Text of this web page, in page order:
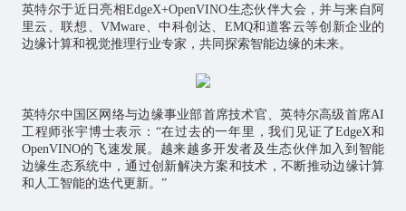
英特尔于近日亮相EdgeX+OpenVINO生态伙伴大会，并与来自阿
里云、联想、VMware、中科创达、EMQ和道客云等创新企业的
边缘计算和视觉推理行业专家，共同探索智能边缘的未来。
英特尔中国区网络与边缘事业部首席技术官、英特尔高级首席AI
工程师张宇博士表示：“在过去的一年里，我们见证了EdgeX和
OpenVINO的飞速发展。越来越多开发者及生态伙伴加入到智能
边缘生态系统中，通过创新解决方案和技术，不断推动边缘计算
和 人工智能的迭代更新。”